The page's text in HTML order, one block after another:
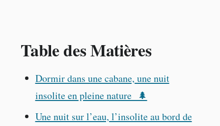
Table des Matières
Dormir dans une cabane, une nuit
insolite en pleine nature 🌲
Une nuit sur l’eau, l’insolite au bord de